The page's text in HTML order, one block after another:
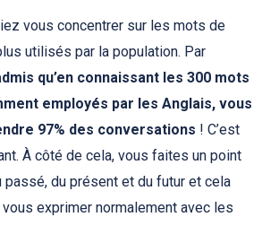
vous concentrer sur les mots de
utilisés par la population. Par
qu’en connaissant les 300 mots
employés par les Anglais, vous
97% des conversations ! C’est
À côté de cela, vous faites un point
du présent et du futur et cela
exprimer normalement avec les